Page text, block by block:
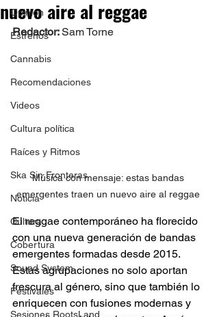
Opinión
Estrenos
Cannabis
Recomendaciones
Videos
Cultura política
Raíces y Ritmos
Ska Sin Fronteras
Noticia
Cultura
Cobertura
Sound System
Festivales
Sesiones RootsLand
nuevo aire al reggae
Redactor: Sam Torne
Música con mensaje: estas bandas
emergentes traen un nuevo aire al reggae
El reggae contemporáneo ha florecido
con una nueva generación de bandas
emergentes formadas desde 2015.
Estas agrupaciones no solo aportan
frescura al género, sino que también lo
enriquecen con fusiones modernas y